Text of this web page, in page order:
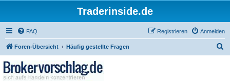
Traderinside.de
FAQ Anmelden
Registrieren
Foren-Übersicht Häufig gestellte Fragen